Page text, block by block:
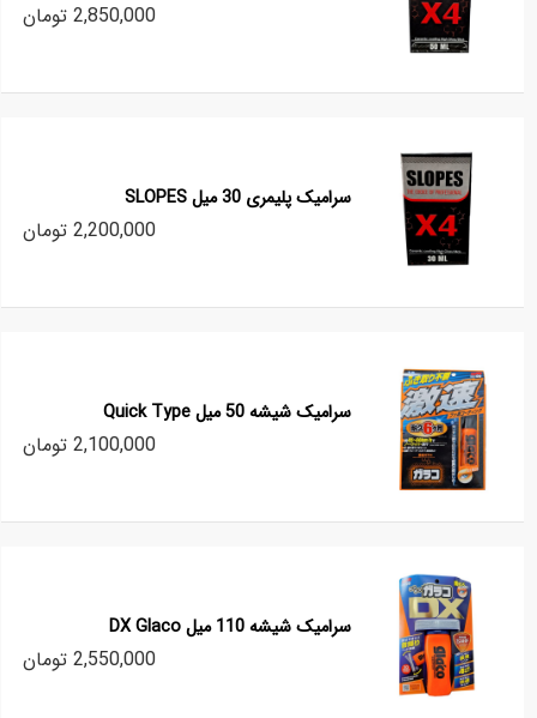
2,850,000 تومان
سرامیک پلیمری 30 میل SLOPES
2,200,000 تومان
سرامیک شیشه 50 میل Quick Type
2,100,000 تومان
سرامیک شیشه 110 میل DX Glaco
2,550,000 تومان